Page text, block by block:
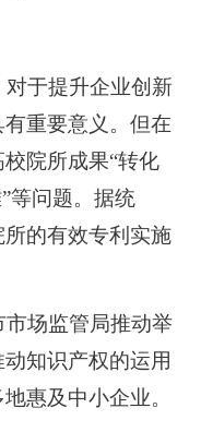
于提升企业创新
重要意义。但在
院所成果“转化
等问题。据统
的有效专利实施
场监管局推动举
知识产权的运用
惠及中小企业。